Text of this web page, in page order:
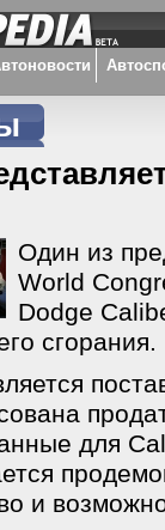
Один из
World
Dodge
сгорания.
для
и